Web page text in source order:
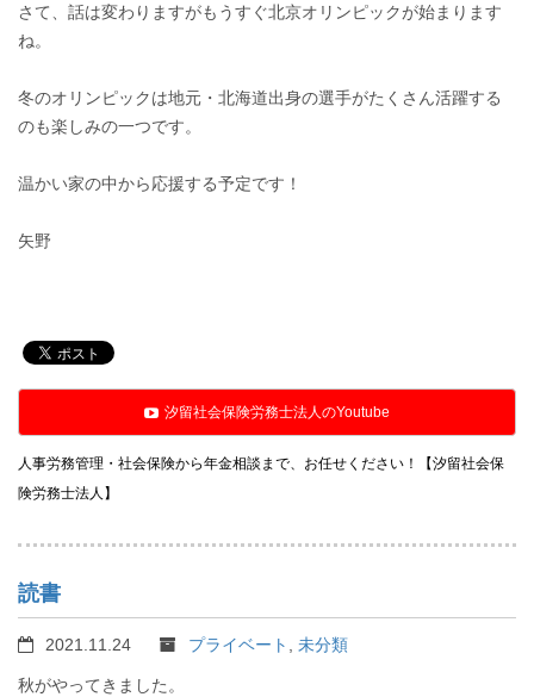
さて、話は変わりますがもうすぐ北京オリンピックが始まります
ね。
冬のオリンピックは地元・北海道出身の選手がたくさん活躍する
のも楽しみの一つです。
温かい家の中から応援する予定です！
矢野
汐留社会保険労務士法人のYoutube
人事労務管理・社会保険から年金相談まで、お任せください！【汐留社会保
険労務士法人】
読書
2021.11.24 プライベート , 未分類
秋がやってきました。